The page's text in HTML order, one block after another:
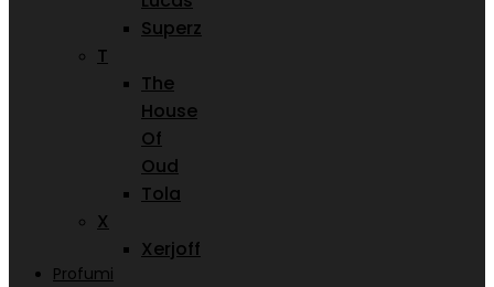
Superz
T
The
House
Of
Oud
Tola
X
Xerjoff
Profumi